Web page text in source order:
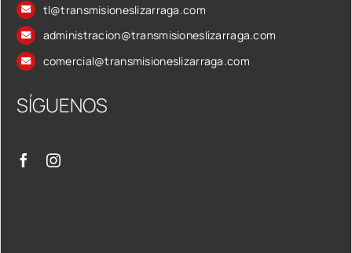
tl@transmisioneslizarraga.com
administracion@transmisioneslizarraga.com
comercial@transmisioneslizarraga.com
SÍGUENOS